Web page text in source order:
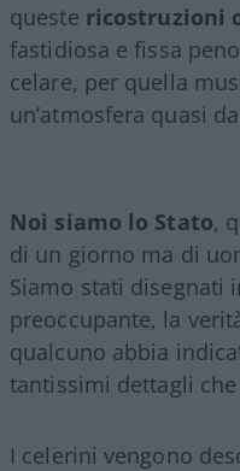
queste ricostruzioni
fastidiosa e fissa
celare, per quella
un’atmosfera quasi
Noi siamo lo Stato,
di un giorno ma di
Siamo stati disegnati
preoccupante, la
qualcuno abbia
tantissimi dettagli
I celerini vengono